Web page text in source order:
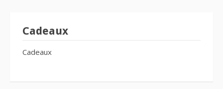
Cadeaux
Cadeaux